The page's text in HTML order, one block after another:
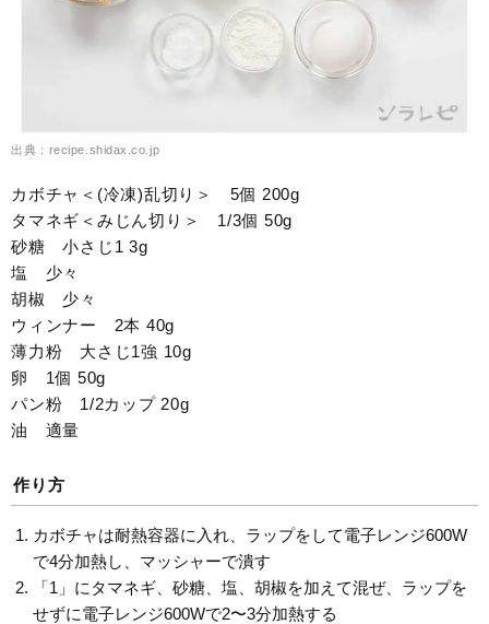
出典：recipe.shidax.co.jp
カボチャ＜(冷凍)乱切り＞ 5個 200g
タマネギ＜みじん切り＞ 1/3個 50g
砂糖 小さじ1 3g
塩 少々
胡椒 少々
ウィンナー 2本 40g
薄力粉 大さじ1強 10g
卵 1個 50g
パン粉 1/2カップ 20g
油 適量
作り方
カボチャは耐熱容器に入れ、ラップをして電子レンジ600W
で4分加熱し、マッシャーで潰す
「1」にタマネギ、砂糖、塩、胡椒を加えて混ぜ、ラップを
せずに電子レンジ600Wで2〜3分加熱する